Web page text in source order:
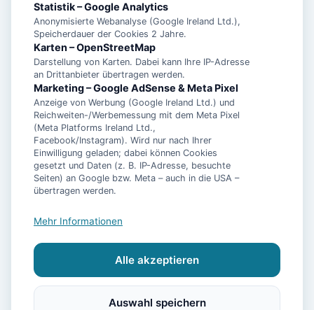
Ausstattung
WLAN
Mikrowelle Geschirrspüler
Statistik – Google Analytics
Anonymisierte Webanalyse (Google Ireland Ltd.),
Speicherdauer der Cookies 2 Jahre.
Karten – OpenStreetMap
Darstellung von Karten. Dabei kann Ihre IP-Adresse
an Drittanbieter übertragen werden.
Marketing – Google AdSense & Meta Pixel
Anzeige von Werbung (Google Ireland Ltd.) und
Reichweiten-/Werbemessung mit dem Meta Pixel
(Meta Platforms Ireland Ltd.,
Facebook/Instagram). Wird nur nach Ihrer
Einwilligung geladen; dabei können Cookies
gesetzt und Daten (z. B. IP-Adresse, besuchte
Seiten) an Google bzw. Meta – auch in die USA –
übertragen werden.
Mehr Informationen
Alle akzeptieren
Auswahl speichern